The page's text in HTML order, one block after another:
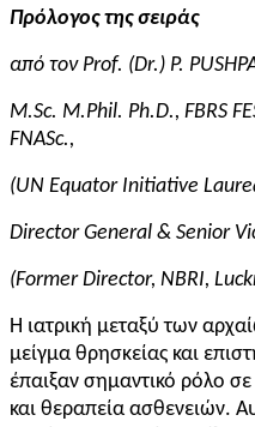
Πρόλογος της σειράς
από τον Prof. (Dr.) P.
M.Sc. M.Phil. Ph.D., FBRS
FNASc.,
(UN Equator Initiative
Director General & Senior
(Former Director, NBRI,
Η ιατρική μεταξύ των
μείγμα θρησκείας και
έπαιξαν σημαντικό ρόλο
και θεραπεία ασθενειών.